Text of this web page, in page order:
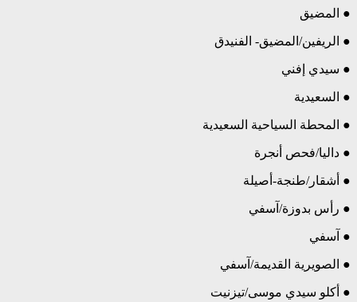
● المضيق
● الريفين/المضيق- الفنيدق
● سيدي إفني
● السعيدية
● المحطة السياحية السعيدية
● داليا/فحص أنجرة
● أشقار/طنجة-أصيلة
● رأس بدوزة/آسفي
● آسفي
● الصويرية القديمة/آسفي
● أكلو سيدي موسى/تيزنيت